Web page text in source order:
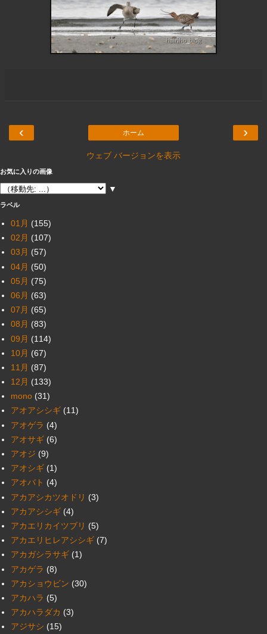
‹ ›
ホーム
ウェブ バージョンを表示
お気に入りの画像
▼
ラベル
01月 (155)
02月 (107)
03月 (57)
04月 (50)
05月 (75)
06月 (63)
07月 (65)
08月 (83)
09月 (114)
10月 (67)
11月 (87)
12月 (133)
mono (31)
アオアシシギ (11)
アオゲラ (4)
アオサギ (6)
アオジ (9)
アオシギ (1)
アオバト (4)
アカアシカツオドリ (3)
アカアシシギ (4)
アカエリカイツブリ (5)
アカエリヒレアシシギ (7)
アカガシラサギ (1)
アカゲラ (8)
アカショウビン (30)
アカハラ (5)
アカハラダカ (3)
アジサシ (15)